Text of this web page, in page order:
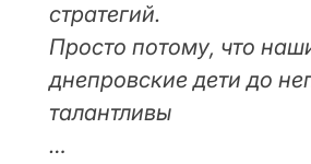
стратегий.
Просто потому, что
днепровские дети до
талантливы
…